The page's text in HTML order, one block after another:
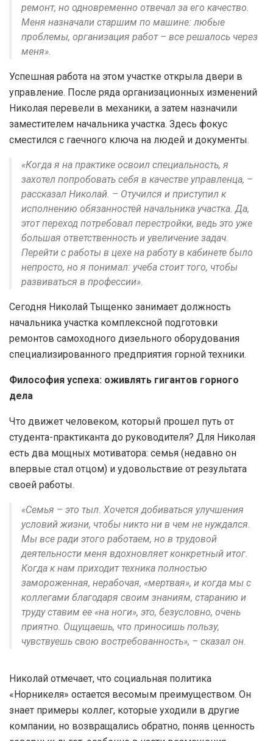
ремонт, но одновременно отвечал за его качество.
Меня назначали старшим по машине: любые
проблемы, организация работ – все решалось через
меня».
Успешная работа на этом участке открыла двери в
управление. После ряда организационных изменений
Николая перевели в механики, а затем назначили
заместителем начальника участка. Здесь фокус
сместился с гаечного ключа на людей и документы.
«Когда я на практике освоил специальность, я
захотел попробовать себя в качестве управленца, –
рассказал Николай. – Отучился и приступил к
исполнению обязанностей начальника участка. Да,
этот переход потребовал перестройки, ведь это уже
большая ответственность и увеличение задач.
Перейти с работы в цехе на работу в кабинете было
непросто, но я понимал: учеба стоит того, чтобы
развиваться в профессии».
Сегодня Николай Тыщенко занимает должность
начальника участка комплексной подготовки
ремонтов самоходного дизельного оборудования
специализированного предприятия горной техники.
Философия успеха: оживлять гигантов горного
дела
Что движет человеком, который прошел путь от
студента-практиканта до руководителя? Для Николая
есть два мощных мотиватора: семья (недавно он
впервые стал отцом) и удовольствие от результата
своей работы.
«Семья – это тыл. Хочется добиваться улучшения
условий жизни, чтобы никто ни в чем не нуждался.
Мы все ради этого работаем, но в трудовой
деятельности меня вдохновляет конкретный итог.
Когда к нам приходит техника полностью
замороженная, нерабочая, «мертвая», и когда мы с
коллегами благодаря своим знаниям, старанию и
труду ставим ее «на ноги», это, безусловно, очень
приятно. Ощущаешь, что приносишь пользу,
чувствуешь свою востребованность», – сказал он.
Николай отмечает, что социальная политика
«Норникеля» остается весомым преимуществом. Он
знает примеры коллег, которые уходили в другие
компании, но возвращались обратно, поняв ценность